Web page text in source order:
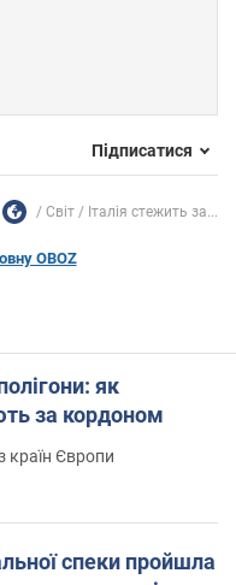
Підписатися
Світ Італія стежить за...
OBOZ
як
за кордоном
країн Європи
спеки пройшла